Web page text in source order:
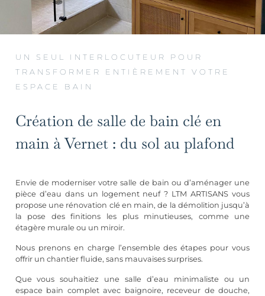
UN SEUL INTERLOCUTEUR POUR
TRANSFORMER ENTIÈREMENT VOTRE
ESPACE BAIN
Création de salle de bain clé en
main à Vernet : du sol au plafond
Envie de moderniser votre salle de bain ou d’aménager une
pièce d’eau dans un logement neuf ? LTM ARTISANS vous
propose une rénovation clé en main, de la démolition jusqu’à
la pose des finitions les plus minutieuses, comme une
étagère murale ou un miroir.
Nous prenons en charge l’ensemble des étapes pour vous
offrir un chantier fluide, sans mauvaises surprises.
Que vous souhaitiez une salle d’eau minimaliste ou un
espace bain complet avec baignoire, receveur de douche,